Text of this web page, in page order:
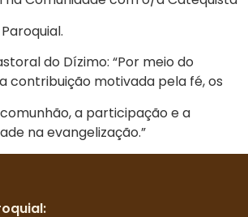
do Dízimo: “Por meio do
contribuição motivada pela fé, os
a participação e a
na evangelização.”